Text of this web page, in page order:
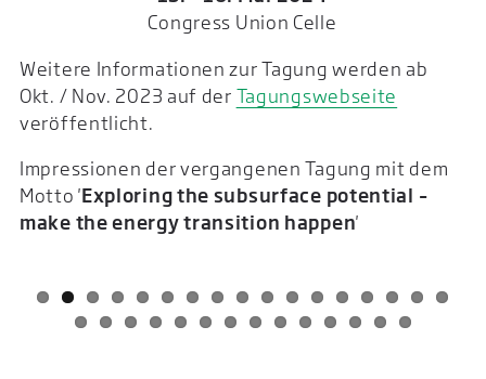
Congress Union Celle
Weitere Informationen zur Tagung werden ab
Okt. / Nov. 2023 auf der Tagungswebseite
veröffentlicht.
Impressionen der vergangenen Tagung mit dem
Motto 'Exploring the subsurface potential –
make the energy transition happen'